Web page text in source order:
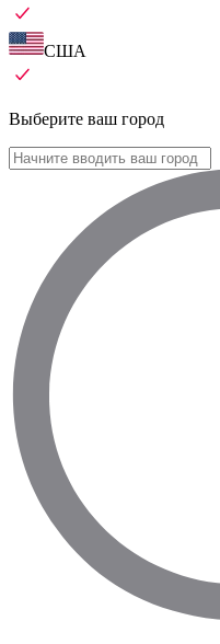
США
Выберите ваш город